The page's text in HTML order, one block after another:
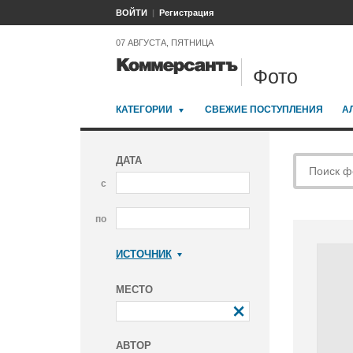
ВОЙТИ Регистрация
07 АВГУСТА, ПЯТНИЦА
Фото
КАТЕГОРИИ СВЕЖИЕ ПОСТУПЛЕНИЯ
ДАТА
с
по
ИСТОЧНИК
МЕСТО
АВТОР